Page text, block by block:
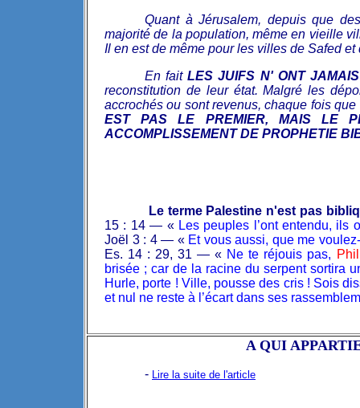
Quant à Jérusalem, depuis que
majorité de la population, même en vieille
Il en est de même pour les villes de Safed et
En faitLES JUIFS N' ONT
reconstitution de leur état. Malgré les
accrochés ou sont revenus, chaque fois
EST PAS LE PREMIER, MAIS LE
ACCOMPLISSEMENT DE PROPHETIE
Le terme Palestine n'est pas
15 : 14 — « Les peuples l’ont entendu, ils
Joël 3 : 4 — « Et vous aussi, que me
Es. 14 : 29, 31 — « Ne te réjouis pas,
brisée ; car de la racine du serpent sortira
Hurle, porte ! Ville, pousse des cris ! Sois
et nul ne reste à l’écart dans ses
A QUI
- Lire la suite de l'article